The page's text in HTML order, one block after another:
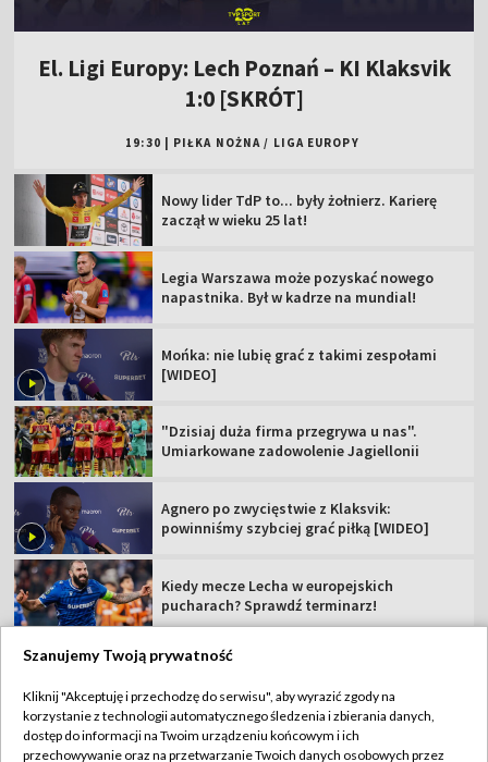
El. Ligi Europy: Lech Poznań – KI Klaksvik
1:0 [SKRÓT]
19:30 PIŁKA NOŻNA / LIGA EUROPY
Nowy lider TdP to... były żołnierz. Karierę
zaczął w wieku 25 lat!
Legia Warszawa może pozyskać nowego
napastnika. Był w kadrze na mundial!
Mońka: nie lubię grać z takimi zespołami
[WIDEO]
"Dzisiaj duża firma przegrywa u nas".
Umiarkowane zadowolenie Jagiellonii
Agnero po zwycięstwie z Klaksvik:
powinniśmy szybciej grać piłką [WIDEO]
Kiedy mecze Lecha w europejskich
pucharach? Sprawdź terminarz!
TVP
Abonament TVP
Regulamin TVP
Szanujemy Twoją prywatność
Kliknij "Akceptuję i przechodzę do serwisu", aby wyrazić zgody na
korzystanie z technologii automatycznego śledzenia i zbierania danych,
dostęp do informacji na Twoim urządzeniu końcowym i ich
przechowywanie oraz na przetwarzanie Twoich danych osobowych przez